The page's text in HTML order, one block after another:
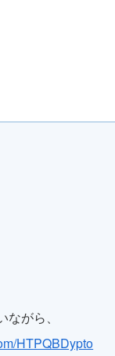
がら、
HTPQBDypto